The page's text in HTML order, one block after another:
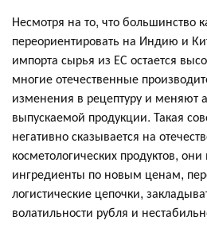
Несмотря на то, что большинство
переориентировать на Индию и
импорта сырья из ЕС остается
многие отечественные
изменения в рецептуру и меняют
выпускаемой продукции. Такая
негативно сказывается на
косметологических продуктов,
ингредиенты по новым ценам,
логистические цепочки,
волатильности рубля и